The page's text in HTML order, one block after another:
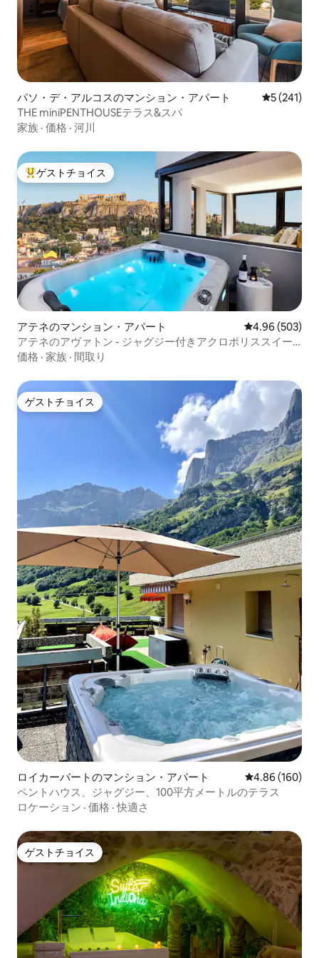
パソ・デ・アルコスのマンション・アパート レビュー
5 (241)
THE miniPENTHOUSEテラス&スパ
家族 · 価格 · 河川
大好評のゲストチョイスです。
ゲストチョイス
アテネのマンション・アパート レビュー503
4.96 (503)
アテネのアヴァトン - ジャグジー付きアクロポリススイー
ト
価格 · 家族 · 間取り
ゲストチョイス
ゲストチョイス
ロイカーバートのマンション・アパート レビュー160
4.86 (160)
ペントハウス、ジャグジー、100平方メートルのテラス
ロケーション · 価格 ·快適さ
ゲストチョイス
ゲストチョイス